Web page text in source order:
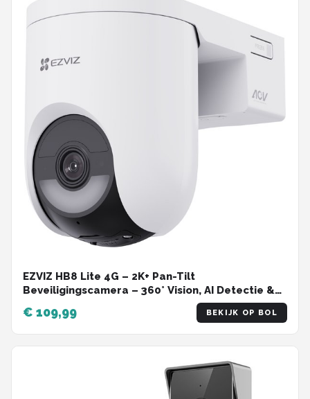
EZVIZ HB8 Lite 4G – 2K+ Pan-Tilt
Beveiligingscamera – 360° Vision, AI Detectie &
Auto Tracking – Kleur Nachtzicht – WiFi 6 –
Sirene & Spotlight – IP65
€ 109,99 BEKIJK OP BOL